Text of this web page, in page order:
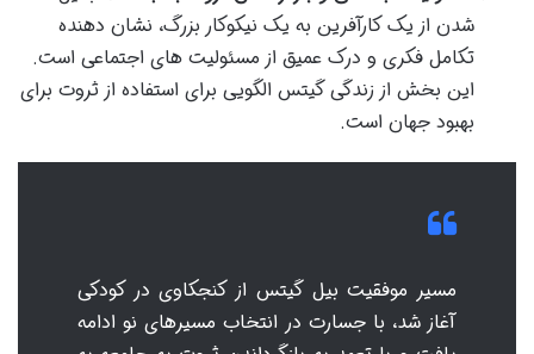
شدن از یک کارآفرین به یک نیکوکار بزرگ، نشان دهنده
تکامل فکری و درک عمیق از مسئولیت های اجتماعی است.
این بخش از زندگی گیتس الگویی برای استفاده از ثروت برای
بهبود جهان است.
مسیر موفقیت بیل گیتس از کنجکاوی در کودکی
آغاز شد، با جسارت در انتخاب مسیرهای نو ادامه